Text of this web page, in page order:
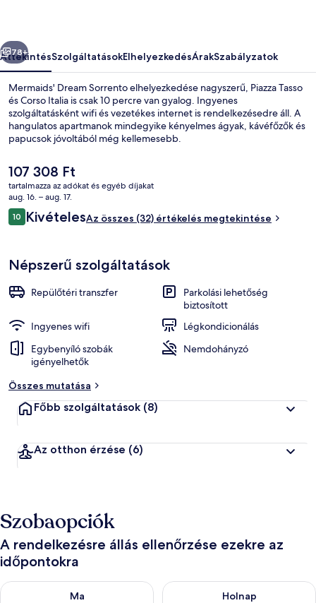
Következő
78+
ÁttekintésSzolgáltatásokElhelyezkedésÁrakSzabályzatok
Mermaids' Dream Sorrento elhelyezkedése nagyszerű, Piazza Tasso
és Corso Italia is csak 10 percre van gyalog. Ingyenes
szolgáltatásként wifi és vezetékes internet is rendelkezésedre áll. A
hangulatos apartmanok mindegyike kényelmes ágyak, kávéfőzők és
papucsok jóvoltából még kellemesebb.
A
jelenlegi
ár
107 308 Ft
107 308 Ft
tartalmazza az adókat és egyéb díjakat
aug. 16. – aug. 17.
Értékelések
1010 ennyiből: 10
KivételesAz összes (32) értékelés megtekintése
Népszerű szolgáltatások
Repülőtéri transzfer
Parkolási lehetőség
biztosított
Ingyenes wifi
Légkondicionálás
Egybenyíló szobák
igényelhetők
Nemdohányzó
Összes mutatása
Főbb szolgáltatások (8)
Az otthon érzése (6)
Szobaopciók
A rendelkezésre állás ellenőrzése ezekre az
időpontokra
Ma
A ma esti rendelkezésre állás ellenőrzése: aug. 10 - aug. 11
Holnap
A holnapi rendelkezésre állás